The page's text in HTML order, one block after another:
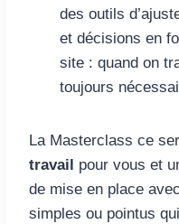
des outils
et décisions en
site : quand on
toujours
La Masterclass ce
travail pour vous et
de mise en place
simples ou pointus